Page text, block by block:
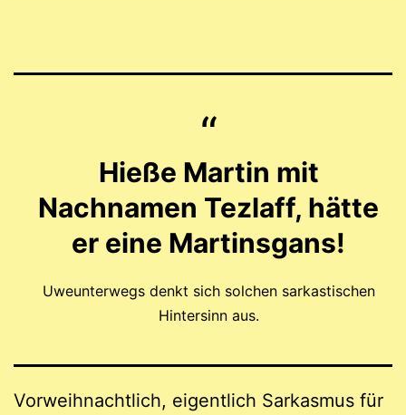
Hieße Martin mit
Nachnamen Tezlaff, hätte
er eine Martinsgans!
Uweunterwegs denkt sich solchen sarkastischen
Hintersinn aus.
Vorweihnachtlich, eigentlich Sarkasmus für